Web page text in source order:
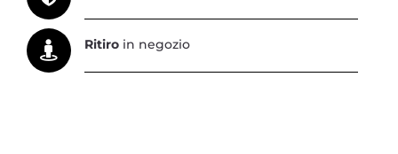
Ritiro in negozio